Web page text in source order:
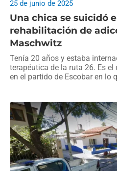
Una chica se suicidó
rehabilitación de
Maschwitz
25 de junio de 2025
Tenía 20 años y estaba
terapéutica de la ruta 26. Es
en el partido de Escobar en lo